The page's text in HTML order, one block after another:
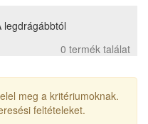
legdrágábbtól
0 termék találat
meg a kritériumoknak.
feltételeket.